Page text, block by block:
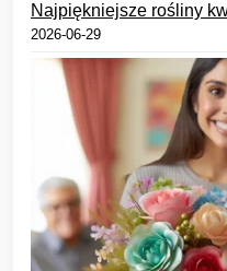
Najpiękniejsze rośliny
2026-06-29